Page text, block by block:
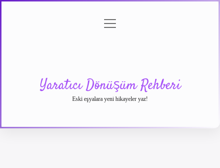
menüyü
Yaratıcı Dönüşüm Rehberi
Eski eşyalara yeni hikayeler yaz!